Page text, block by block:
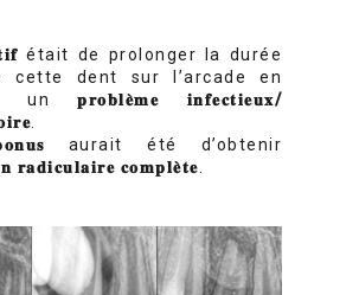
était de prolonger la durée
cette dent sur l’arcade en
un𝐩𝐫𝐨𝐛𝐥𝐞𝐦𝐞 𝐢𝐧𝐟𝐞𝐜𝐭𝐢𝐞𝐮𝐱/
aurait été d’obtenir
𝐫𝐚𝐝𝐢𝐜𝐮𝐥𝐚𝐢𝐫𝐞 𝐜𝐨𝐦𝐩𝐥𝐞𝐭𝐞